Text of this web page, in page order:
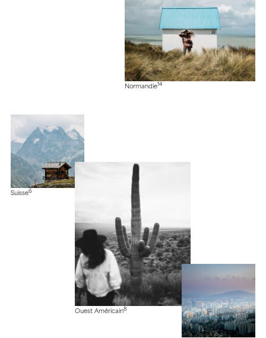
Normandie14
Suisse6
Ouest Américain8